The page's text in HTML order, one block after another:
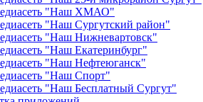
"Наш ХМАО"
"Наш Сургутский район"
"Наш Нижневартовск"
"Наш Екатеринбург"
"Наш Нефтеюганск"
"Наш Спорт"
"Наш Бесплатный Сургут"